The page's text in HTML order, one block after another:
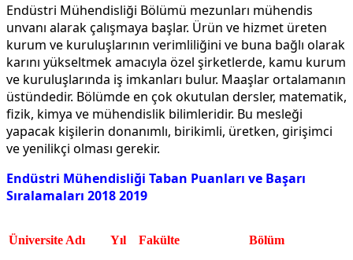
Endüstri Mühendisliği Bölümü mezunları mühendis
unvanı alarak çalışmaya başlar. Ürün ve hizmet üreten
kurum ve kuruluşlarının verimliliğini ve buna bağlı olarak
karını yükseltmek amacıyla özel şirketlerde, kamu kurum
ve kuruluşlarında iş imkanları bulur. Maaşlar ortalamanın
üstündedir. Bölümde en çok okutulan dersler, matematik,
fizik, kimya ve mühendislik bilimleridir. Bu mesleği
yapacak kişilerin donanımlı, birikimli, üretken, girişimci
ve yenilikçi olması gerekir.
Endüstri Mühendisliği Taban Puanları ve Başarı
Sıralamaları 2018 2019
Üniversite Adı Yıl Fakülte Bölüm